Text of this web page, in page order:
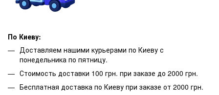
По Киеву:
Доставляем нашими курьерами по Киеву с
понедельника по пятницу.
Стоимость доставки 100 грн. при заказе до 2000 грн.
Бесплатная доставка по Киеву при заказе от 2000 грн.